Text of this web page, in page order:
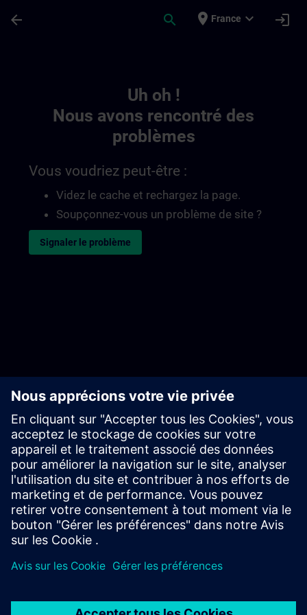
arrow_back search place France expand_more login
Uh oh !
Nous avons rencontré des
problèmes
Vous voudriez peut-être :
Videz le cache et rechargez la page.
Soupçonnez-vous un problème de site ?
Signaler le problème